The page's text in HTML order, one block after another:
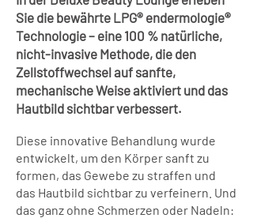
Sie die bewährte LPG® endermologie®
Technologie – eine 100 % natürliche,
nicht-invasive Methode, die den
Zellstoffwechsel auf sanfte,
mechanische Weise aktiviert und das
Hautbild sichtbar verbessert.
Diese innovative Behandlung wurde
entwickelt, um den Körper sanft zu
formen, das Gewebe zu straffen und
das Hautbild sichtbar zu verfeinern. Und
das ganz ohne Schmerzen oder Nadeln: